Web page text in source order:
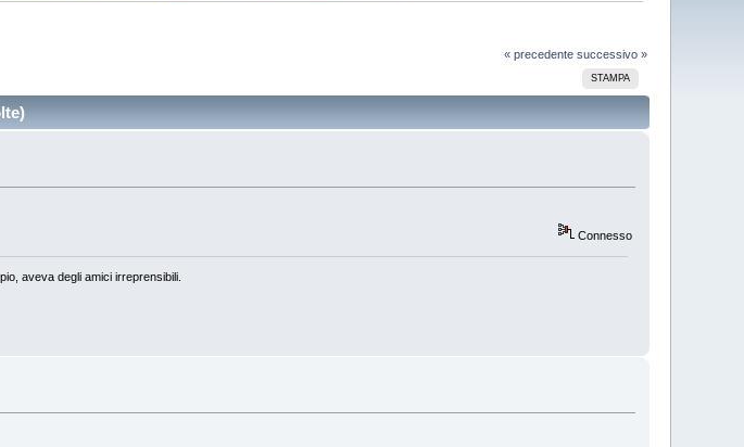
« precedente successivo »
STAMPA
Connesso
aveva degli amici irreprensibili.